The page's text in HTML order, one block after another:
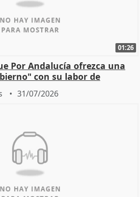
01:26
Por Andalucía ofrezca una
con su labor de
31/07/2026